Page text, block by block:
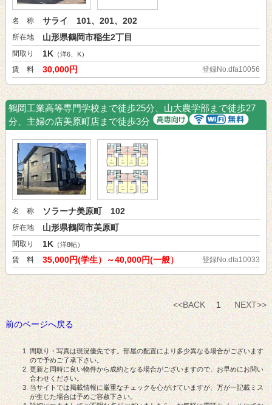
名 称 サライ 101、201、202
所在地 山形県鶴岡市稲生2丁目
間取り 1K （洋6、K）
賃 料 30,000円 登録No.dfa10056
鶴岡工業高等専門学校まで徒歩25分、山大農学部まで徒歩27
分、主婦の店美原町店まで徒歩3分
名 称 ソラーナ美原町 102
所在地 山形県鶴岡市美原町
間取り 1K （洋8帖）
賃 料 35,000円(学生）～40,000円(一般） 登録No.dfa10033
<<BACK1NEXT>>
前のページへ戻る
間取り・写真は現況優先です。部屋の配置により多少異なる場合がございます
ので予めご了承下さい。
更新と同時に良い物件から成約となる場合がございますので、お早めにお問い
合わせください。
当サイトでは掲載情報に厳重なチェックを心がけていますが、万が一記載ミス
が生じた場合は予めご容赦下さい。